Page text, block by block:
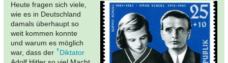
Heute fragen sich viele,
wie es in Deutschland
damals überhaupt so
weit kommen konnte
und warum es möglich
war, dass der
Diktator